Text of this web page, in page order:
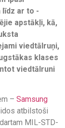
līdz ar to
apstākļi, kā,
viedtālruņi,
klases
viedtālruni
– Samsung
atbilstoši
MIL-STD-